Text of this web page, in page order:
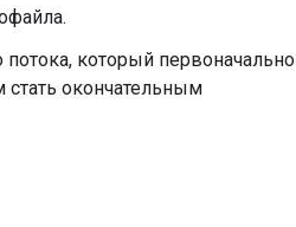
который первоначально
окончательным